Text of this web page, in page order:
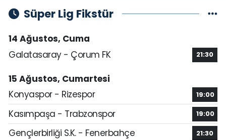
Süper Lig Fikstür
14 Ağustos, Cuma
Galatasaray - Çorum FK
21:30
15 Ağustos, Cumartesi
Konyaspor - Rizespor
19:00
Kasımpaşa - Trabzonspor 19:00
Gençlerbirliği S.K. - Fenerbahçe 21:30